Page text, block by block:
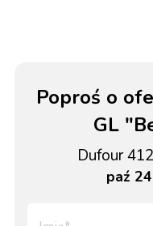
Poproś o
GL
Dufour
paź